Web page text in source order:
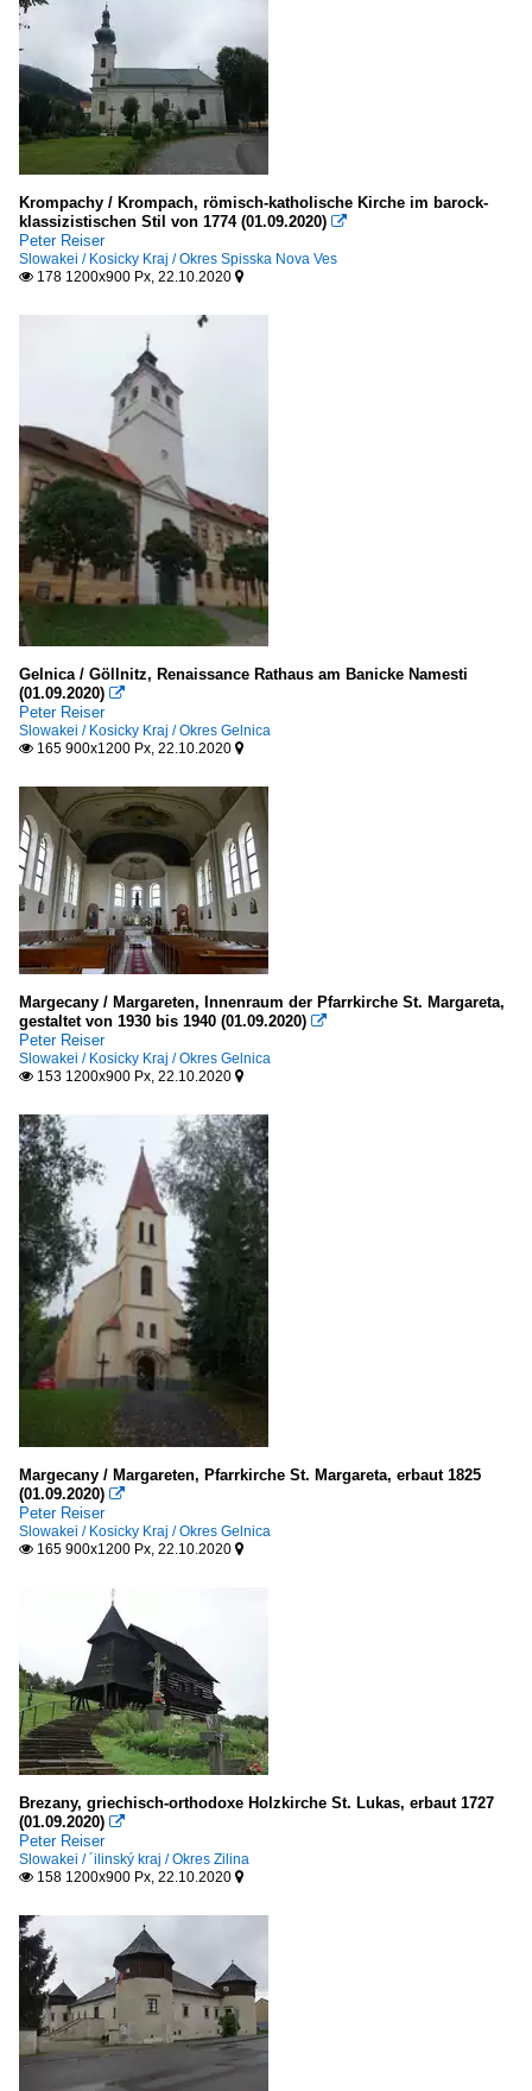
Krompachy / Krompach, römisch-katholische Kirche im barock-
klassizistischen Stil von 1774 (01.09.2020) 
Peter Reiser
Slowakei / Kosicky Kraj / Okres Spisska Nova Ves
 178 1200x900 Px, 22.10.2020 
Gelnica / Göllnitz, Renaissance Rathaus am Banicke Namesti
(01.09.2020) 
Peter Reiser
Slowakei / Kosicky Kraj / Okres Gelnica
 165 900x1200 Px, 22.10.2020 
Margecany / Margareten, Innenraum der Pfarrkirche St. Margareta,
gestaltet von 1930 bis 1940 (01.09.2020) 
Peter Reiser
Slowakei / Kosicky Kraj / Okres Gelnica
 153 1200x900 Px, 22.10.2020 
Margecany / Margareten, Pfarrkirche St. Margareta, erbaut 1825
(01.09.2020) 
Peter Reiser
Slowakei / Kosicky Kraj / Okres Gelnica
 165 900x1200 Px, 22.10.2020 
Brezany, griechisch-orthodoxe Holzkirche St. Lukas, erbaut 1727
(01.09.2020) 
Peter Reiser
Slowakei / ´ilinský kraj / Okres Zilina
 158 1200x900 Px, 22.10.2020 